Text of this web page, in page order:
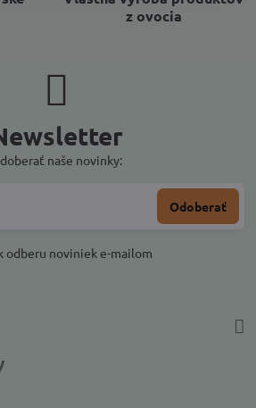
z ovocia
naše novinky:
Odoberať
odberu noviniek e-mailom